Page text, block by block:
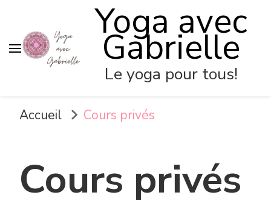
Yoga avec
Gabrielle
Le yoga pour tous!
Accueil Cours privés
Cours privés